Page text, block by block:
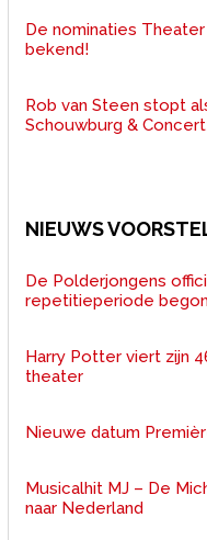
De nominaties Theater
bekend!
Rob van Steen stopt
Schouwburg &
NIEUWS
De Polderjongens
repetitieperiode
Harry Potter viert zijn
theater
Nieuwe datum
Musicalhit MJ – De
naar Nederland